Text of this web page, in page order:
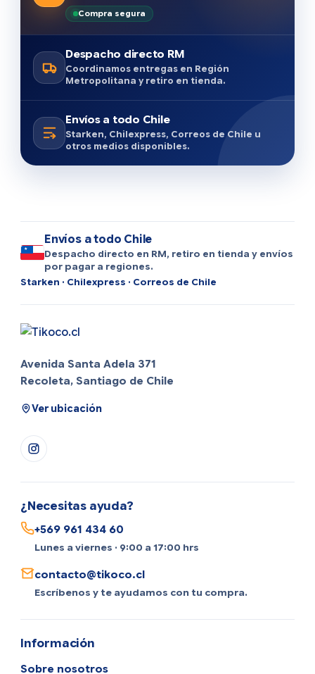
Compra segura
Despacho directo RM
Coordinamos entregas en Región
Metropolitana y retiro en tienda.
Envíos a todo Chile
Starken, Chilexpress, Correos de Chile u
otros medios disponibles.
Envíos a todo Chile
Despacho directo en RM, retiro en tienda y envíos
por pagar a regiones.
Starken · Chilexpress · Correos de Chile
Avenida Santa Adela 371
Recoleta, Santiago de Chile
Ver ubicación
¿Necesitas ayuda?
+569 961 434 60
Lunes a viernes · 9:00 a 17:00 hrs
contacto@tikoco.cl
Escríbenos y te ayudamos con tu compra.
Información
Sobre nosotros